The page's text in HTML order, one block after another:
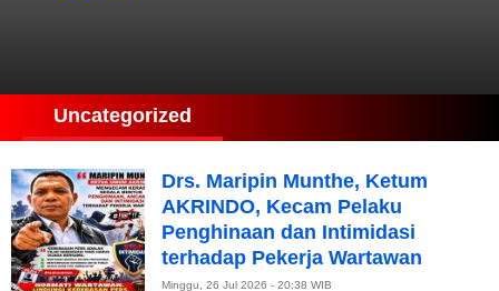
Uncategorized
Drs. Maripin Munthe, Ketum
AKRINDO, Kecam Pelaku
Penghinaan dan Intimidasi
terhadap Pekerja Wartawan
Minggu, 26 Jul 2026 - 20:38 WIB